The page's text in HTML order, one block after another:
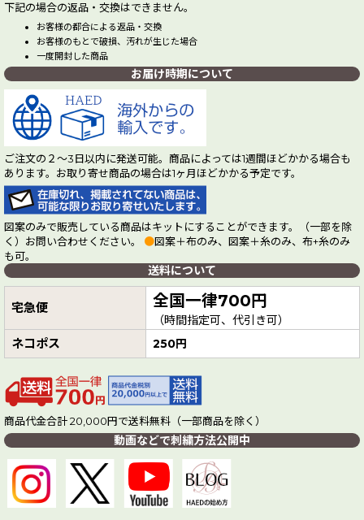
下記の場合の返品・交換はできません。
お客様の都合による返品・交換
お客様のもとで破損、汚れが生じた場合
一度開封した商品
お届け時期について
ご注文の２～3日以内に発送可能。商品によっては1週間ほどかかる場合も
あります。お取り寄せ商品の場合は1ヶ月ほどかかる予定です。
図案のみで販売している商品はキットにすることができます。（一部を除
く）お問い合わせください。 ●図案＋布のみ、図案＋糸のみ、布+糸のみ
も可。
送料について
宅急便 全国一律700円
（時間指定可、代引き可）
ネコポス 250円
商品代金合計 20,000円で送料無料（一部商品を除く）
動画などで刺繍方法公開中